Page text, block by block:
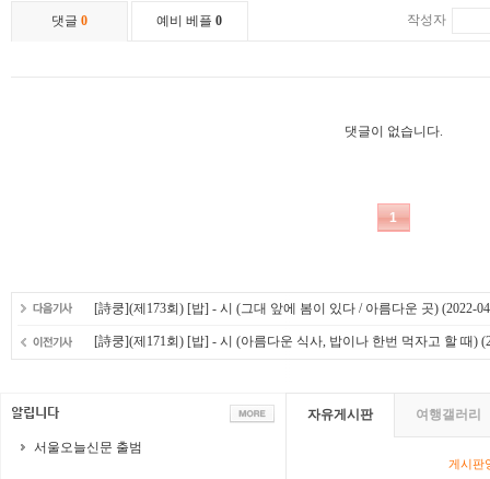
[詩쿵](제173회) [밥] - 시 (그대 앞에 봄이 있다 / 아름다운 곳) (2022-
[詩쿵](제171회) [밥] - 시 (아름다운 식사, 밥이나 한번 먹자고 할 때)
서울오늘신문 출범
자유게시판 여행갤러리
게시판